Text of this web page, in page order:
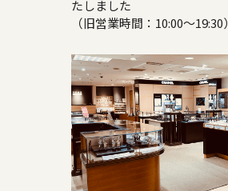
たしました
（旧営業時間：10:00～19:30）